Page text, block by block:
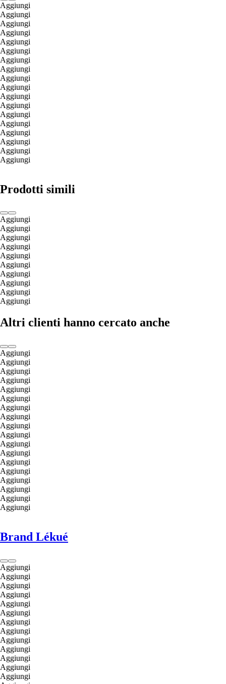
Aggiungi
Aggiungi
Aggiungi
Aggiungi
Aggiungi
Aggiungi
Aggiungi
Aggiungi
Aggiungi
Aggiungi
Aggiungi
Aggiungi
Aggiungi
Aggiungi
Aggiungi
Aggiungi
Aggiungi
Aggiungi
Prodotti simili
Aggiungi
Aggiungi
Aggiungi
Aggiungi
Aggiungi
Aggiungi
Aggiungi
Aggiungi
Aggiungi
Aggiungi
Altri clienti hanno cercato anche
Aggiungi
Aggiungi
Aggiungi
Aggiungi
Aggiungi
Aggiungi
Aggiungi
Aggiungi
Aggiungi
Aggiungi
Aggiungi
Aggiungi
Aggiungi
Aggiungi
Aggiungi
Aggiungi
Aggiungi
Aggiungi
Brand Lékué
Aggiungi
Aggiungi
Aggiungi
Aggiungi
Aggiungi
Aggiungi
Aggiungi
Aggiungi
Aggiungi
Aggiungi
Aggiungi
Aggiungi
Aggiungi